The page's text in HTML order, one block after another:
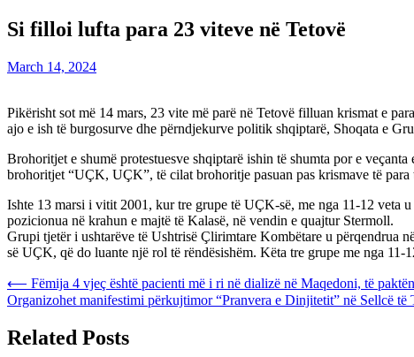
Si filloi lufta para 23 viteve në Tetovë
March 14, 2024
Pikërisht sot më 14 mars, 23 vite më parë në Tetovë filluan krismat e
ajo e ish të burgosurve dhe përndjekurve politik shqiptarë, Shoqata e
Brohoritjet e shumë protestuesve shqiptarë ishin të shumta por e
brohoritjet “UÇK, UÇK”, të cilat brohoritje pasuan pas krismave të
Ishte 13 marsi i vitit 2001, kur tre grupe të UÇK-së, me nga 11-12 veta
pozicionua në krahun e majtë të Kalasë, në vendin e quajtur Stermoll.
Grupi tjetër i ushtarëve të Ushtrisë Çlirimtare Kombëtare u përqendrua
së UÇK, që do luante një rol të rëndësishëm. Këta tre grupe me nga
Post
navigation
⟵ Fëmija 4 vjeç është pacienti më i ri në dializë në Maqedoni, të
Organizohet manifestimi përkujtimor “Pranvera e Dinjitetit” në Sellcë të
Related Posts